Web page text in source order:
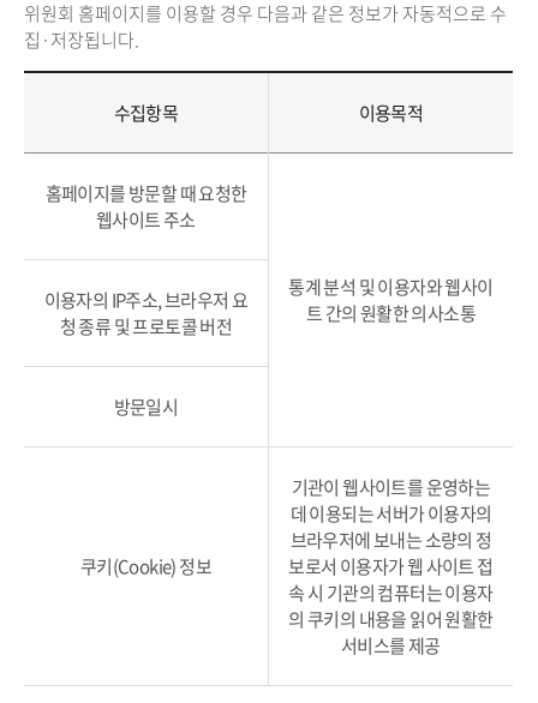
위원회 홈페이지를 이용할 경우 다음과 같은 정보가 자동적으로 수
집·저장됩니다.
수집항목 이용목적
홈페이지를 방문할 때 요청한
웹사이트 주소
통계 분석 및 이용자와 웹사이
트 간의 원활한 의사소통
이용자의 IP주소, 브라우저 요
청 종류 및 프로토콜 버전
방문일시
쿠키(Cookie) 정보
기관이 웹사이트를 운영하는
데 이용되는 서버가 이용자의
브라우저에 보내는 소량의 정
보로서 이용자가 웹 사이트 접
속 시 기관의 컴퓨터는 이용자
의 쿠키의 내용을 읽어 원활한
서비스를 제공